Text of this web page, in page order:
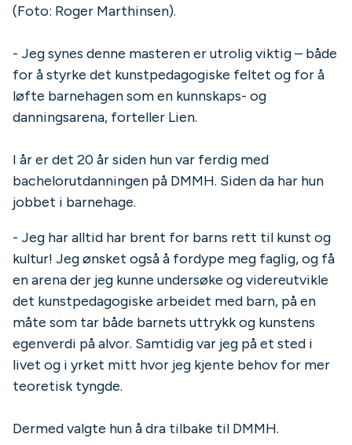
(Foto: Roger Marthinsen).
- Jeg synes denne masteren er utrolig viktig – både
for å styrke det kunstpedagogiske feltet og for å
løfte barnehagen som en kunnskaps- og
danningsarena, forteller Lien.
I år er det 20 år siden hun var ferdig med
bachelorutdanningen på DMMH. Siden da har hun
jobbet i barnehage.
- Jeg har alltid har brent for barns rett til kunst og
kultur! Jeg ønsket også å fordype meg faglig, og få
en arena der jeg kunne undersøke og videreutvikle
det kunstpedagogiske arbeidet med barn, på en
måte som tar både barnets uttrykk og kunstens
egenverdi på alvor. Samtidig var jeg på et sted i
livet og i yrket mitt hvor jeg kjente behov for mer
teoretisk tyngde.
Dermed valgte hun å dra tilbake til DMMH.